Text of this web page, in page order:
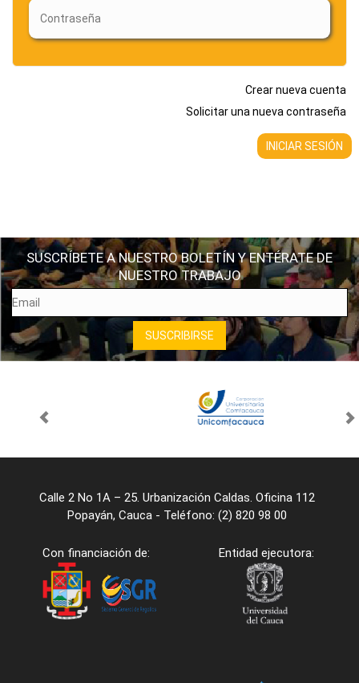
Crear nueva cuenta
Solicitar una nueva contraseña
SUSCRÍBETE A NUESTRO BOLETÍN Y ENTÉRATE DE
NUESTRO TRABAJO
Calle 2 No 1A – 25. Urbanización Caldas. Oficina 112
Popayán, Cauca - Teléfono: (2) 820 98 00
Con financiación de: Entidad ejecutora: